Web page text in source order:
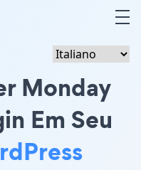
Monday
Em Seu